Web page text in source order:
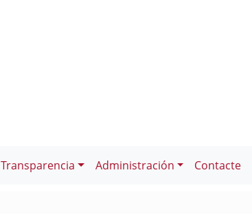
Transparencia Administración Contacte